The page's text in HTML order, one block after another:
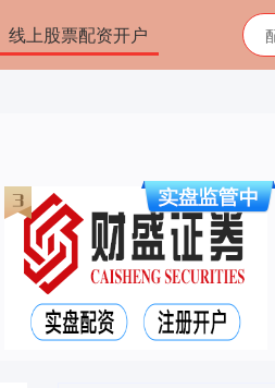
线上股票配资开户